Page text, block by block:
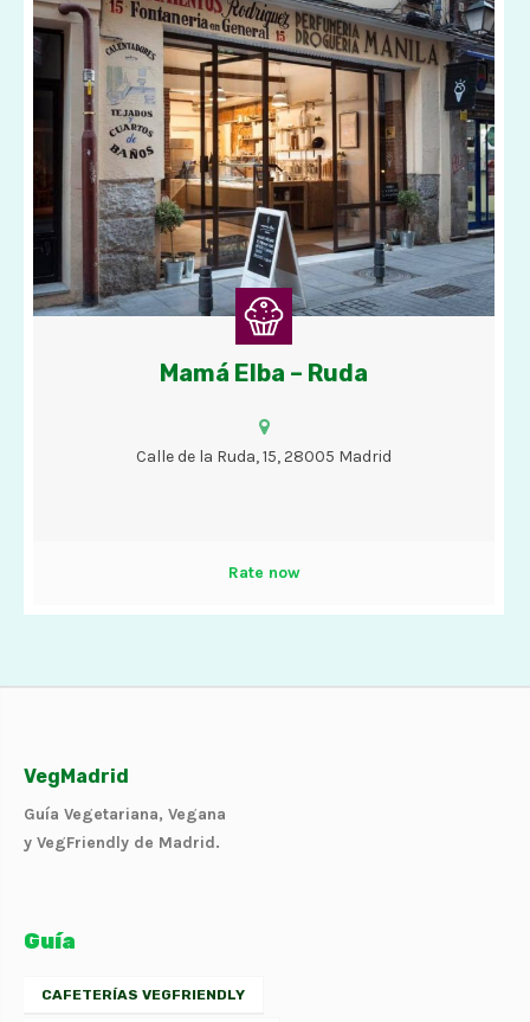
Cafés, tés, chocolate con churros, bizcochos, tartas y helados
Mamá Elba – Ruda
Calle de la Ruda, 15, 28005 Madrid
Rate now
VegMadrid
Guía Vegetariana, Vegana
y VegFriendly de Madrid.
Guía
CAFETERÍAS VEGFRIENDLY